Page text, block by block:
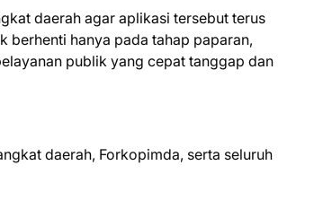
daerah agar aplikasi tersebut terus
berhenti hanya pada tahap paparan,
publik yang cepat tanggap dan
daerah, Forkopimda, serta seluruh